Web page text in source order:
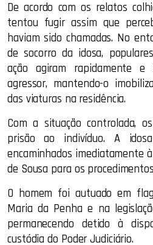
De acordo com os relatos
tentou fugir assim que
haviam sido chamadas. No
de socorro da idosa,
ação agiram rapidamente e
agressor, mantendo-o
das viaturas na residência.
Com a situação controlada,
prisão ao indivíduo. A
encaminhados imediatamente
de Sousa para os
O homem foi autuado em
Maria da Penha e na
permanecendo detido à
custódia do Poder Judiciário.